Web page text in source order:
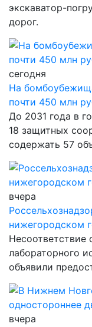
экскаватор-
дорог.
сегодня
На
почти 450 млн
До 2031 года в
18 защитных
содержать 57
вчера
нижегородском
Несоответствие
лабораторного
объявили
вчера